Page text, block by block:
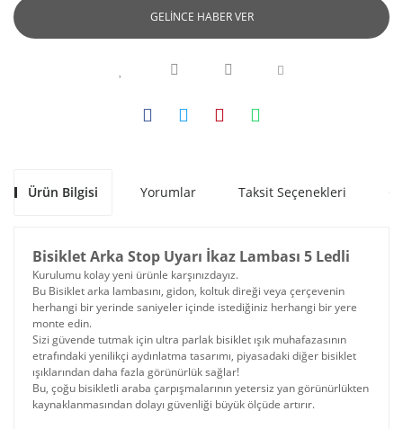
GELİNCE HABER VER
Ürün Bilgisi Yorumlar Taksit Seçenekleri
Bisiklet Arka Stop Uyarı İkaz Lambası 5 Ledli
Kurulumu kolay yeni ürünle karşınızdayız.
Bu Bisiklet arka lambasını, gidon, koltuk direği veya çerçevenin
herhangi bir yerinde saniyeler içinde istediğiniz herhangi bir yere
monte edin.
Sizi güvende tutmak için ultra parlak bisiklet ışık muhafazasının
etrafındaki yenilikçi aydınlatma tasarımı, piyasadaki diğer bisiklet
ışıklarından daha fazla görünürlük sağlar!
Bu, çoğu bisikletli araba çarpışmalarının yetersiz yan görünürlükten
kaynaklanmasından dolayı güvenliği büyük ölçüde artırır.